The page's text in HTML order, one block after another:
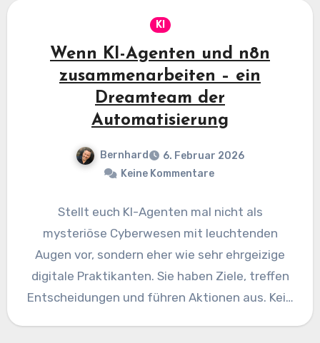
KI
Wenn KI-Agenten und n8n
zusammenarbeiten – ein
Dreamteam der
Automatisierung
Bernhard
6. Februar 2026
Keine Kommentare
Stellt euch KI-Agenten mal nicht als
mysteriöse Cyberwesen mit leuchtenden
Augen vor, sondern eher wie sehr ehrgeizige
digitale Praktikanten. Sie haben Ziele, treffen
Entscheidungen und führen Aktionen aus. Kein